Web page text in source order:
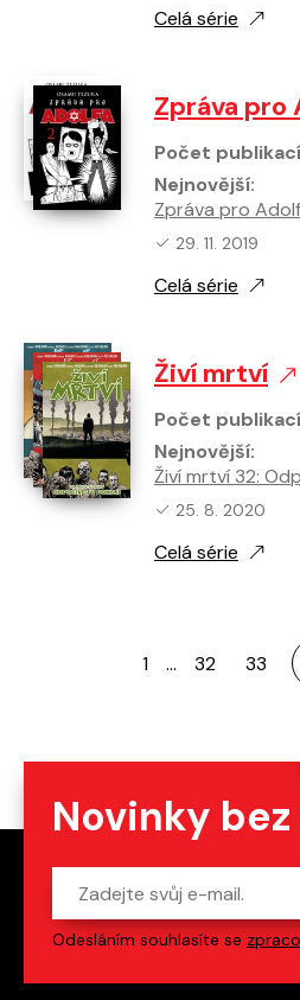
Celá série
Zpráva pro
Počet
Nejnovější:
Zpráva pro
Nejnovější
29. 11. 2019
Celá série
Živí mrtví
Počet
Nejnovější:
Živí mrtví 32:
Nejnovější
25. 8. 2020
Celá série
1 … 32 33
Novinky
Odesláním souhlasíte se